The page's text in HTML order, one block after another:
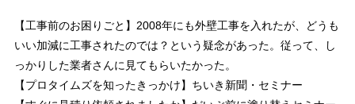
【工事前のお困りごと】2008年にも外壁工事を入れたが、どうも
いい加減に工事されたのでは？という疑念があった。従って、し
っかりした業者さんに見てもらいたかった。
【プロタイムズを知ったきっかけ】ちいき新聞・セミナー